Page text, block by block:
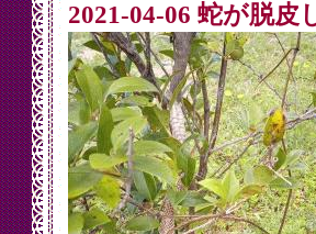
2021-04-06 蛇が脱皮